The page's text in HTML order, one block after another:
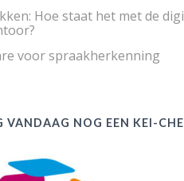
Hoe staat het met de
voor spraakherkenning
VANDAAG NOG EEN KEI-